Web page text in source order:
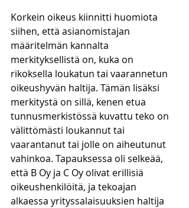
Korkein oikeus kiinnitti huomiota
siihen, että asianomistajan
määritelmän kannalta
merkityksellistä on, kuka on
rikoksella loukatun tai vaarannetun
oikeushyvän haltija. Tämän lisäksi
merkitystä on sillä, kenen etua
tunnusmerkistössä kuvattu teko on
välittömästi loukannut tai
vaarantanut tai jolle on aiheutunut
vahinkoa. Tapauksessa oli selkeää,
että B Oy ja C Oy olivat erillisiä
oikeushenkilöitä, ja tekoajan
alkaessa yrityssalaisuuksien haltija